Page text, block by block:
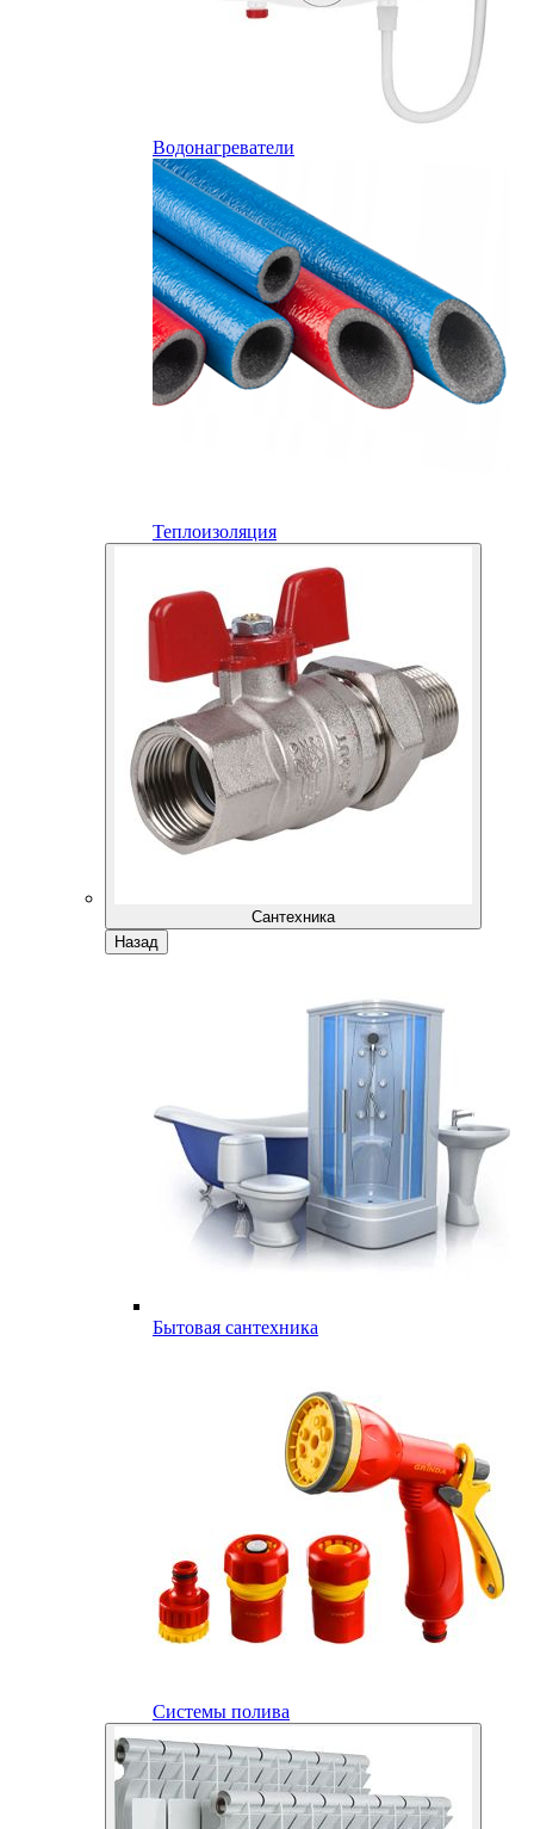
Водонагреватели
Теплоизоляция
Сантехника
Назад
Бытовая сантехника
Системы полива